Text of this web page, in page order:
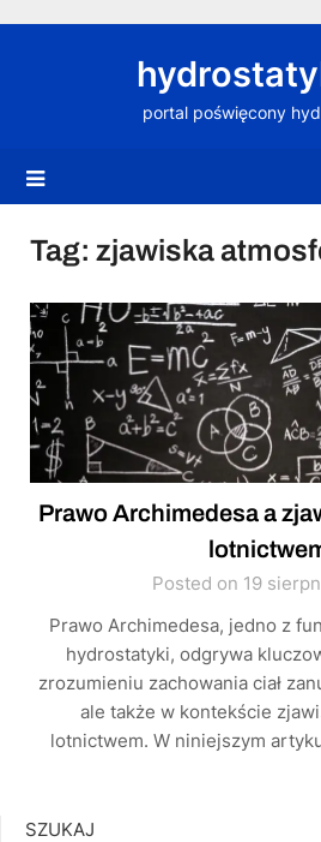
portal poświęcony
Tag: zjawiska
Prawo Archimedesa a
Posted on 19
Prawo Archimedesa, jedno z
hydrostatyki, odgrywa
zrozumieniu zachowania ciał
ale także w kontekście
lotnictwem. W niniejszym
SZUKAJ